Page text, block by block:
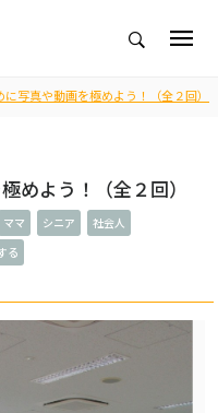
写真や動画を極めよう！（全２回）
めよう！（全２回）
ママ シニア
社会人
る